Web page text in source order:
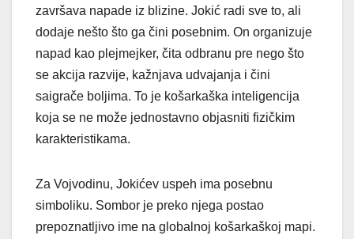
završava napade iz blizine. Jokić radi sve to, ali
dodaje nešto što ga čini posebnim. On organizuje
napad kao plejmejker, čita odbranu pre nego što
se akcija razvije, kažnjava udvajanja i čini
saigrače boljima. To je košarkaška inteligencija
koja se ne može jednostavno objasniti fizičkim
karakteristikama.
Za Vojvodinu, Jokićev uspeh ima posebnu
simboliku. Sombor je preko njega postao
prepoznatljivo ime na globalnoj košarkaškoj mapi.